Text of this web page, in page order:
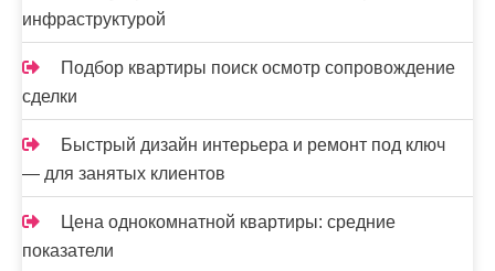
инфраструктурой
Подбор квартиры поиск осмотр сопровождение
сделки
Быстрый дизайн интерьера и ремонт под ключ
— для занятых клиентов
Цена однокомнатной квартиры: средние
показатели